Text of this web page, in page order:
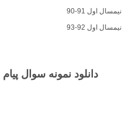
نیمسال اول 91-90
نیمسال اول 92-93
دانلود نمونه سوال